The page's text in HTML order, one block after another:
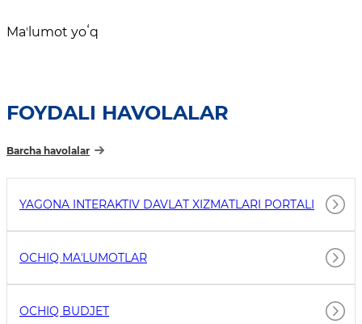
Maʼlumot yoʻq
FOYDALI HAVOLALAR
Barcha havolalar
YAGONA INTERAKTIV DAVLAT XIZMATLARI PORTALI
OCHIQ MAʼLUMOTLAR
OCHIQ BUDJET